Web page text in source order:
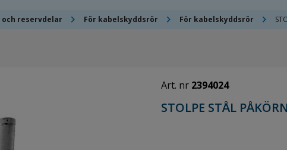
reservdelar chevron_right För kabelskyddsrör chevron_right För kabelskyddsrör chevron_right
Art. nr 2394024
STOLPE STÅL